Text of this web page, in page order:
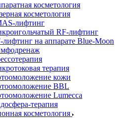
косметология
косметология
лифтинг
RF-лифтинг
лифтинг на аппарате Blue-Moon
терапия
кожи
BBL
Lumecca
терапия
косметология